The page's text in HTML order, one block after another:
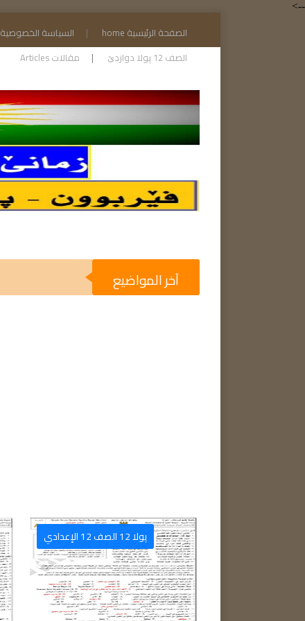
-->
الصفحة الرئيسية home السياسة الخصوصية
الصف 12 پولا دوازدێ
مقالات Articles
آخر المواضيع
قوناغا بنەرەت bneret